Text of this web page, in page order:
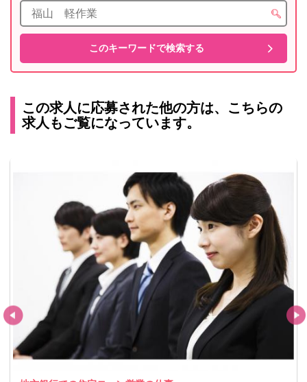
この求人に応募された他の方は、こちらの
求人もご覧になっています。